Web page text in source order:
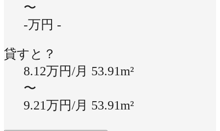
〜
-万円 -
貸すと？
8.12万円/月 53.91m²
〜
9.21万円/月 53.91m²